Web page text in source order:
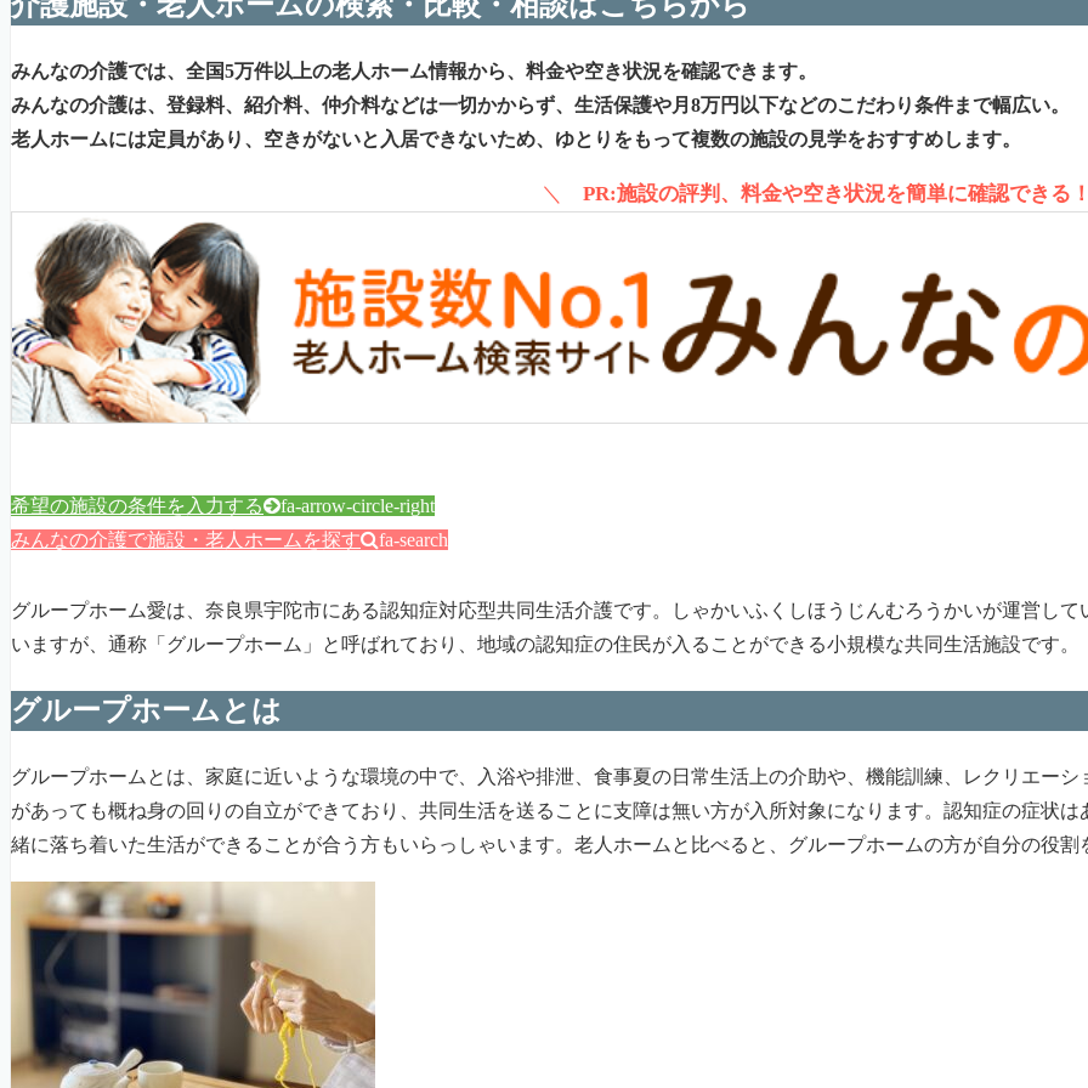
みんなの介護では、全国5万件以上の老人ホーム情報から、料金や空き状況を確認できます。
みんなの介護は、登録料、紹介料、仲介料などは一切かからず、生活保護や月8万円以下などのこだわり条件まで幅広い。
老人ホームには定員があり、空きがないと入居できないため、ゆとりをもって複数の施設の見学をおすすめします。
＼ PR:施設の評判、料金や空き状況を簡単に確認できる
希望の施設の条件を入力する fa-arrow-circle-right
みんなの介護で施設・老人ホームを探す fa-search
グループホーム愛は、奈良県宇陀市にある認知症対応型共同生活介護です。しゃかいふくしほうじんむろうかいが運営し
いますが、通称「グループホーム」と呼ばれており、地域の認知症の住民が入ることができる小規模な共同生活施設です。
グループホームとは
グループホームとは、家庭に近いような環境の中で、入浴や排泄、食事夏の日常生活上の介助や、機能訓練、レクリエー
があっても概ね身の回りの自立ができており、共同生活を送ることに支障は無い方が入所対象になります。認知症の症状
緒に落ち着いた生活ができることが合う方もいらっしゃいます。老人ホームと比べると、グループホームの方が自分の役